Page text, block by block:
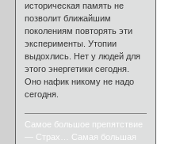
историческая память не
позволит ближайшим
поколениям повторять эти
эксперименты. Утопии
выдохлись. Нет у людей для
этого энергетики сегодня.
Оно нафик никому не надо
сегодня.
Самое большое препятствие
— Страх… Самая большая